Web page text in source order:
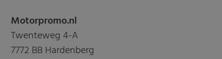
Motorpromo.nl
Twenteweg 4-A
7772 BB Hardenberg